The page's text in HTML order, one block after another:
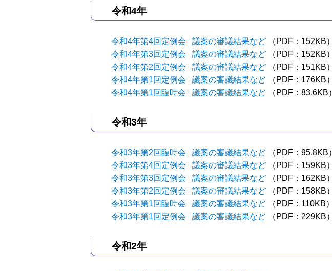
令和4年
令和4年第4回定例会 議案の審議結果など
（PDF：152KB）
令和4年第3回定例会 議案の審議結果など
（PDF：152KB）
令和4年第2回定例会 議案の審議結果など
（PDF：151KB）
令和4年第1回定例会 議案の審議結果など
（PDF：176KB）
令和4年第1回臨時会 議案の審議結果など
（PDF：83.6KB）
令和3年
令和3年第2回臨時会 議案の審議結果など
（PDF：95.8KB）
令和3年第4回定例会 議案の審議結果など
（PDF：159KB）
令和3年第3回定例会 議案の審議結果など
（PDF：162KB）
令和3年第2回定例会 議案の審議結果など
（PDF：158KB）
令和3年第1回臨時会 議案の審議結果など
（PDF：110KB）
令和3年第1回定例会 議案の審議結果など
（PDF：229KB）
令和2年